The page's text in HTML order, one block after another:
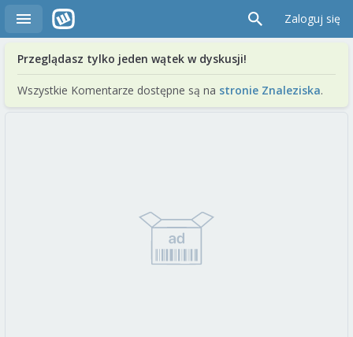
Zaloguj się
Przeglądasz tylko jeden wątek w dyskusji!
Wszystkie Komentarze dostępne są na stronie Znaleziska.